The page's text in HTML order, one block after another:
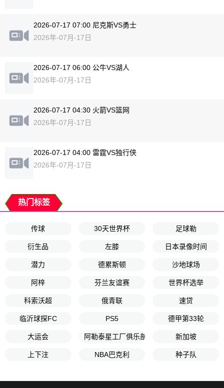
2026-07-17 07:00 尼克斯VS勇士
2026年-07月-17日
2026-07-17 06:00 公牛VS湖人
2026年-07月-17日
2026-07-17 04:30 火箭VS篮网
2026年-07月-17日
2026-07-17 04:00 雷霆VS独行侠
2026年-07月-17日
热门标签
传球 30天世界杯 足球勒
衍生品 左膝 日本录像时间
潜力 德累斯顿 沙地球场
阿梓 芬兰友谊赛 世界杯选举
科索沃超 俄青联 速贷
临沂球探FC PS5 德甲第33轮
大运会 阿勒泰星工厂俱乐部U12 新加坡
上下注 NBA巴克利 种子队